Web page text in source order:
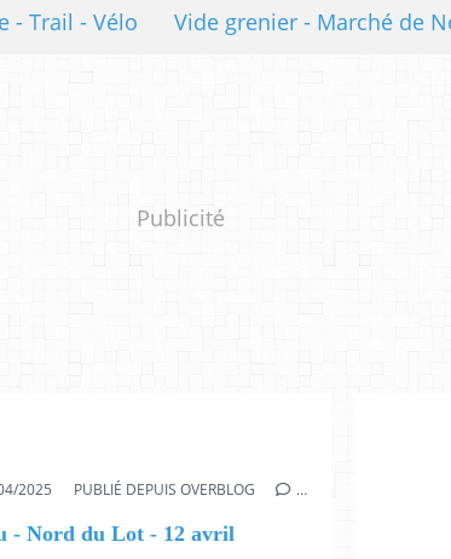
- Trail - Vélo Vide grenier - Marché de
Publicité
2025 PUBLIÉ DEPUIS OVERBLOG …
- Nord du Lot - 12 avril